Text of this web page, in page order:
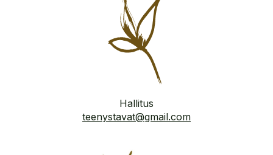
Hallitus
teenystavat@gmail.com